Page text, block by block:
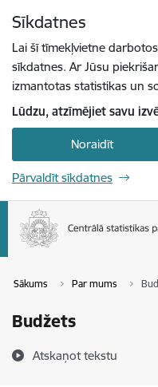
Sīkdatnes
Lai šī tīmekļvietne
sīkdatnes. Ar Jūsu
izmantotas statistikas un
Lūdzu, atzīmējiet savu
Noraidīt
Pārvaldīt sīkdatnes
Sākums Par mums
Budžets
Atskaņot tekstu